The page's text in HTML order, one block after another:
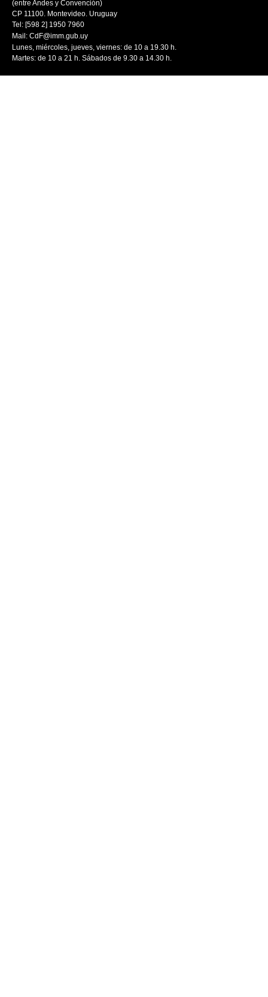
(entre Andes y Convención)
CP 11100. Montevideo. Uruguay
Tel: [598 2] 1950 7960
Mail: CdF@imm.gub.uy
Lunes, miércoles, jueves, viernes: de 10 a 19.30 h.
Martes: de 10 a 21 h. Sábados de 9.30 a 14.30 h.